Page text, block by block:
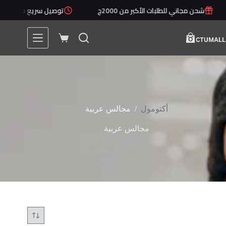
التجاوزشحن مجاني للطلبات الأكبر من 2000ج توصيل سريع خلال 1 - 5 أيام
عربة
أكتومول / مجالس عربية
مجالس عربية